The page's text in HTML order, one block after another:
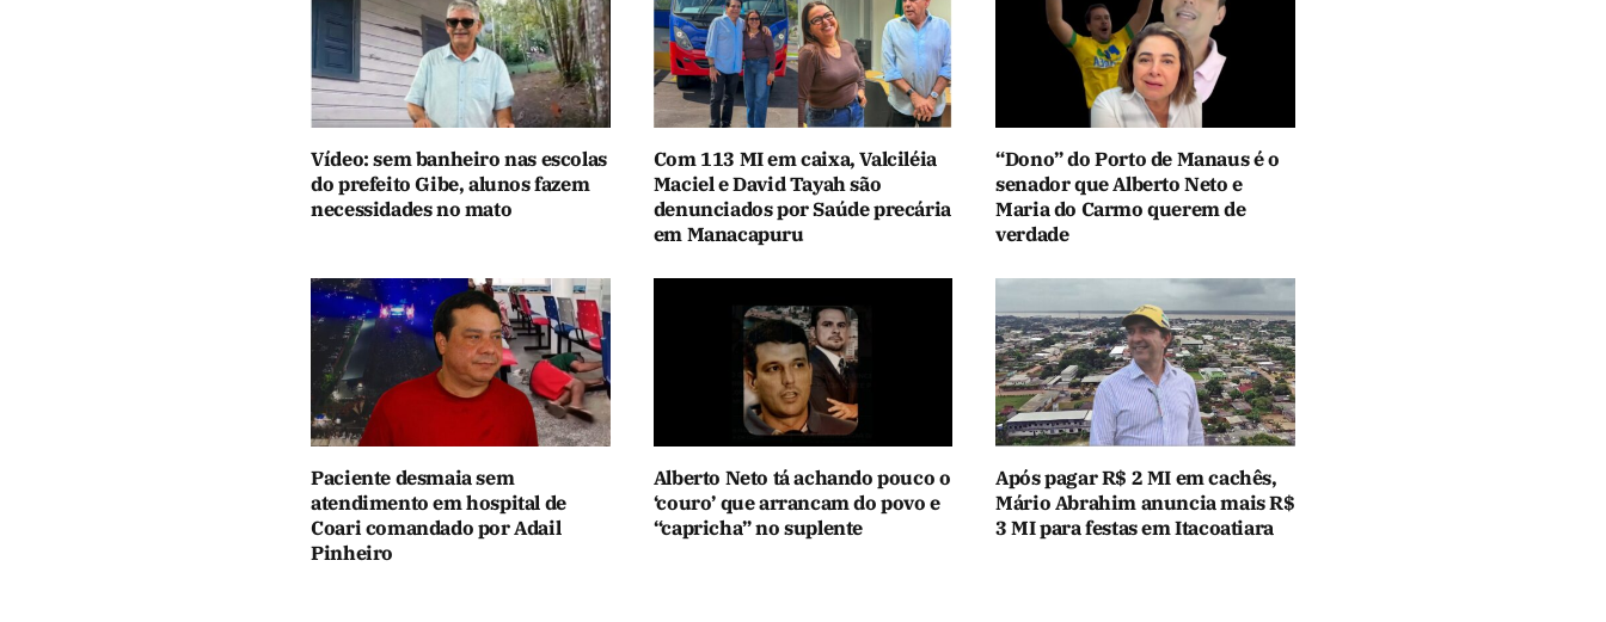
Vídeo: sem banheiro nas escolas
do prefeito Gibe, alunos fazem
necessidades no mato
Com 113 MI em caixa, Valciléia
Maciel e David Tayah são
denunciados por Saúde precária
em Manacapuru
“Dono” do Porto de Manaus é o
senador que Alberto Neto e
Maria do Carmo querem de
verdade
Paciente desmaia sem
atendimento em hospital de
Coari comandado por Adail
Pinheiro
Alberto Neto tá achando pouco o
‘couro’ que arrancam do povo e
“capricha” no suplente
Após pagar R$ 2 MI em cachês,
Mário Abrahim anuncia mais R$
3 MI para festas em Itacoatiara